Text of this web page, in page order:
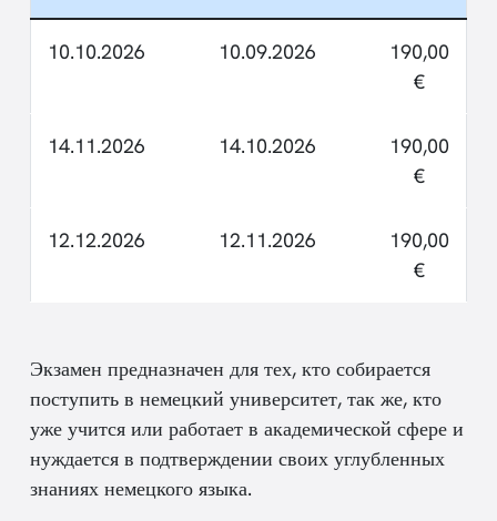
10.10.2026 10.09.2026
190,00
€
14.11.2026 14.10.2026
190,00
€
12.12.2026 12.11.2026
190,00
€
Экзамен предназначен для тех, кто собирается
поступить в немецкий университет, так же, кто
уже учится или работает в академической сфере и
нуждается в подтверждении своих углубленных
знаниях немецкого языка.